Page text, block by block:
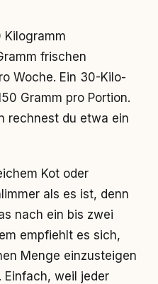
Kilogramm
frischen
Woche. Ein 30-Kilo-
Gramm pro Portion.
rechnest du etwa ein
Kot oder
als es ist, denn
nach ein bis zwei
empfiehlt es sich,
Menge einzusteigen
Einfach, weil jeder